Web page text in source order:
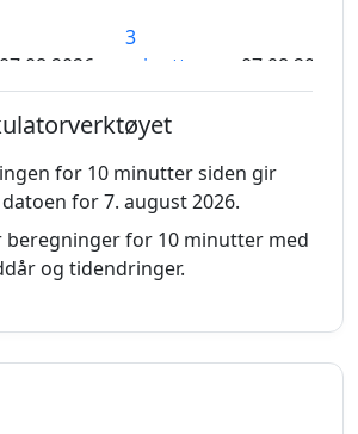
07.08.2026
3
minutter
fra-na
07.08.2026
07.08.2026
minutter
fra-na
07.08.2026
07.08.2026
5
minutter
6
for 10 minutter siden gir
for 7. august 2026.
beregninger for 10 minutter med
og tidendringer.